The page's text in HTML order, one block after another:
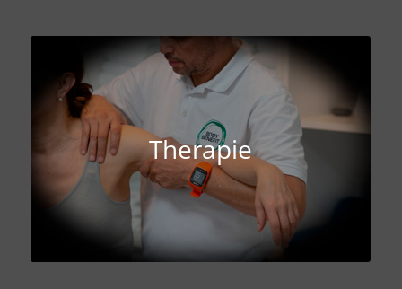
Therapie